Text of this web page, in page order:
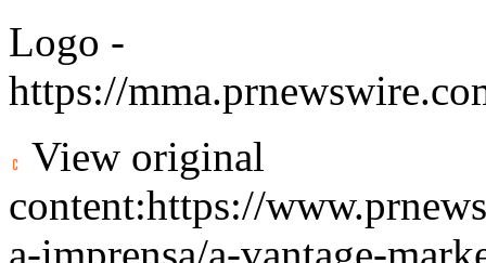
Logo -
https://
View original
content:https://
a-imprensa/a-vantage-